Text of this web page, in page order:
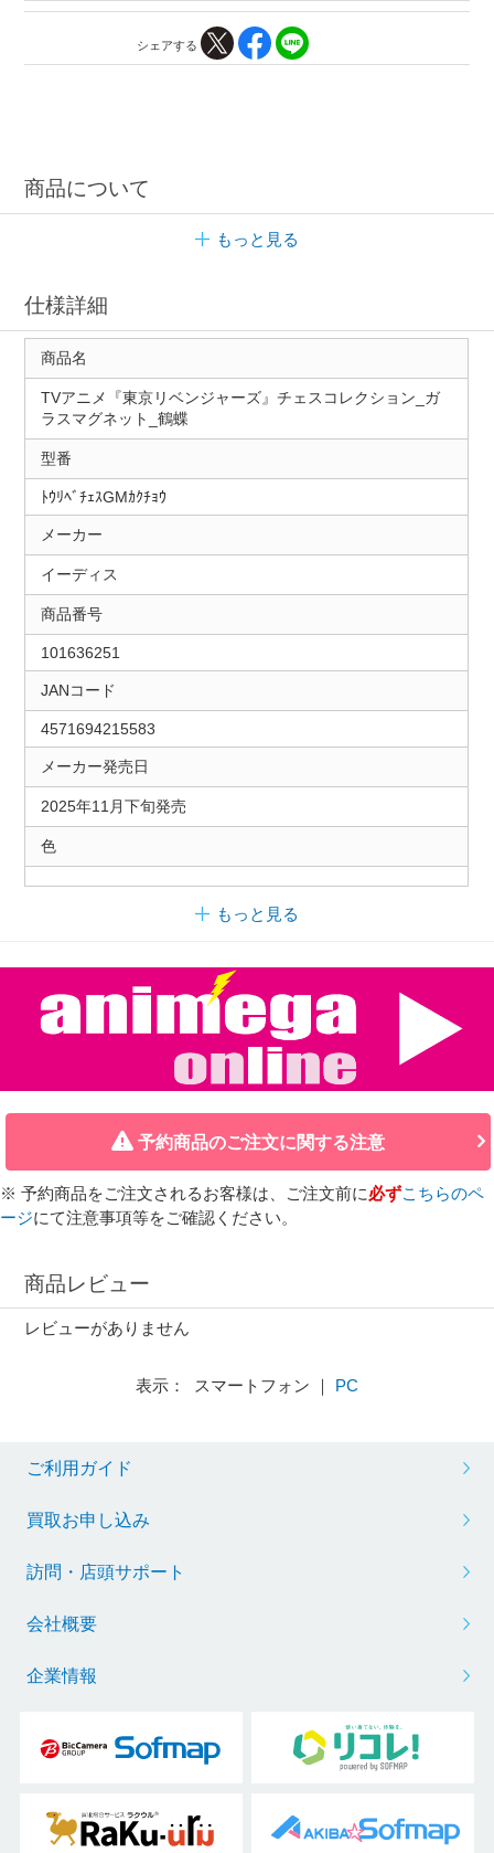
シェアする
商品について
もっと見る
仕様詳細
商品名
TVアニメ『東京リベンジャーズ』チェスコレクション_ガ
ラスマグネット_鶴蝶
型番
ﾄｳﾘﾍﾞﾁｪｽGMｶｸﾁｮｳ
メーカー
イーディス
商品番号
101636251
JANコード
4571694215583
メーカー発売日
2025年11月下旬発売
色
もっと見る
予約商品のご注文に関する注意
※ 予約商品をご注文されるお客様は、ご注文前に必ずこちらのペ
ージにて注意事項等をご確認ください。
商品レビュー
レビューがありません
表示： スマートフォン ｜ PC
ご利用ガイド
買取お申し込み
訪問・店頭サポート
会社概要
企業情報